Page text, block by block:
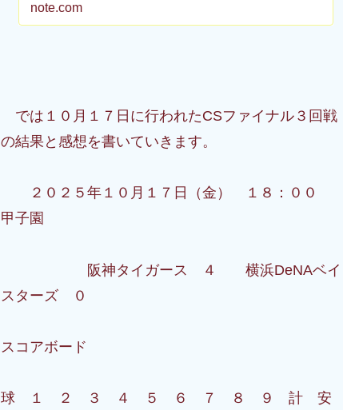
イ...
note.com
では１０月１７日に行われたCSファイナル３回戦
の結果と感想を書いていきます。
２０２５年１０月１７日（金） １８：００
甲子園
阪神タイガース ４ 横浜DeNAベイ
スターズ ０
スコアボード
球 １ ２ ３ ４ ５ ６ ７ ８ ９ 計 安